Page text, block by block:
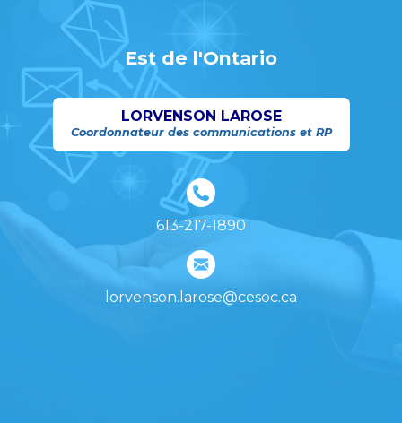
Est de l'Ontario
LORVENSON LAROSE
Coordonnateur des communications et RP
613-217-1890
lorvenson.larose@cesoc.ca